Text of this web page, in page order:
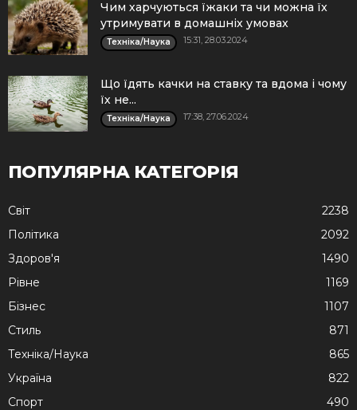
Чим харчуються їжаки та чи можна їх
утримувати в домашніх умовах
Техніка/Наука 15:31, 28.03.2024
Що їдять качки на ставку та вдома і чому
їх не...
Техніка/Наука 17:38, 27.06.2024
ПОПУЛЯРНА КАТЕГОРІЯ
Cвіт
2238
Політика
2092
Здоров'я
1490
Рівне
1169
Бізнес
1107
Стиль
871
Техніка/Наука
865
Україна
822
Спорт
490